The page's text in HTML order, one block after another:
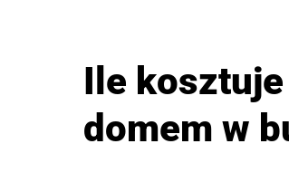
Ile
domem w